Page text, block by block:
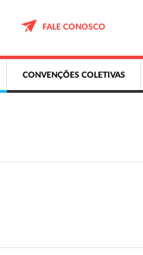
FALE CONOSCO
CONVENÇÕES COLETIVAS